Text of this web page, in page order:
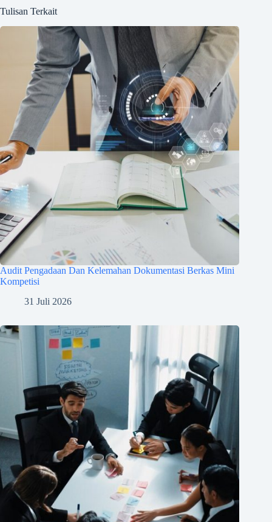
Tulisan Terkait
Audit Pengadaan Dan Kelemahan Dokumentasi Berkas Mini
Kompetisi
31 Juli 2026